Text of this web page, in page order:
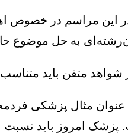
در این مراسم در
به حل موضوع
شواهد متقن باید
عنوان مثال پزشکی
امروز باید